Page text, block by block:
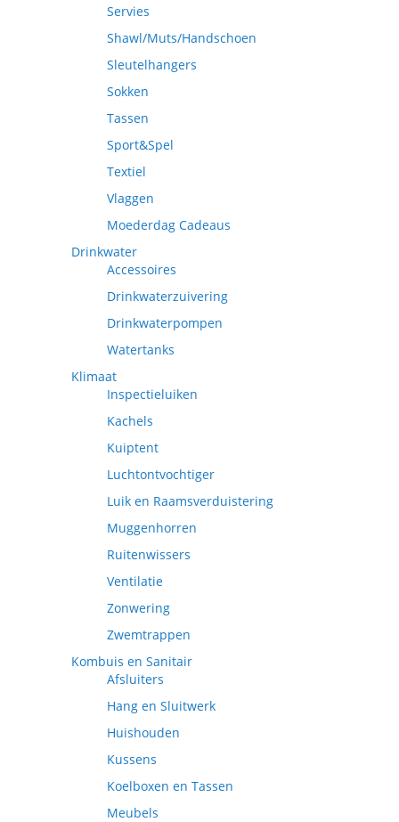
Servies
Shawl/Muts/Handschoen
Sleutelhangers
Sokken
Tassen
Sport&Spel
Textiel
Vlaggen
Moederdag Cadeaus
Drinkwater
Accessoires
Drinkwaterzuivering
Drinkwaterpompen
Watertanks
Klimaat
Inspectieluiken
Kachels
Kuiptent
Luchtontvochtiger
Luik en Raamsverduistering
Muggenhorren
Ruitenwissers
Ventilatie
Zonwering
Zwemtrappen
Kombuis en Sanitair
Afsluiters
Hang en Sluitwerk
Huishouden
Kussens
Koelboxen en Tassen
Meubels